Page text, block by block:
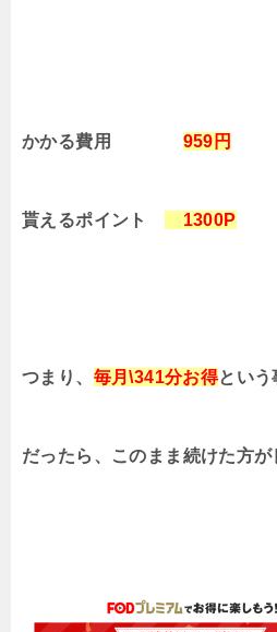
かかる費用 959円
貰えるポイント 1300P
つまり、 毎月\341分お得という
だったら、このまま続けた方が